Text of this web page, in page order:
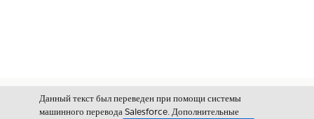
Данный текст был переведен при помощи системы
машинного перевода Salesforce. Дополнительные